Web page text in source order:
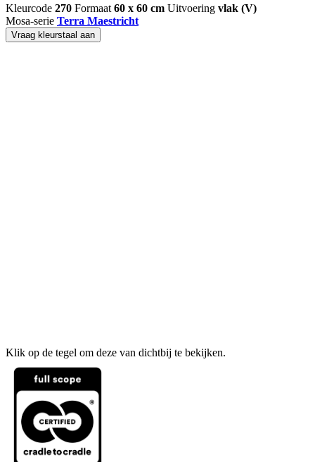
Kleurcode 270 Formaat 60 x 60 cm Uitvoering vlak (V)
Mosa-serie Terra Maestricht
Vraag kleurstaal aan
Klik op de tegel om deze van dichtbij te bekijken.